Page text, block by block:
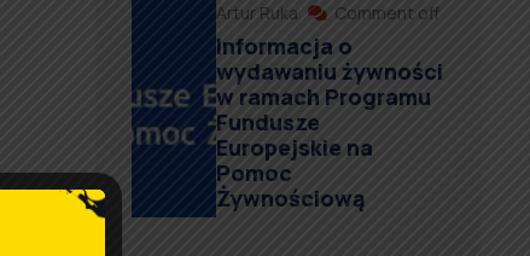
Artur Ruka Comment off
Informacja o
wydawaniu żywności
w ramach Programu
Fundusze
Europejskie na
Pomoc
Żywnościową